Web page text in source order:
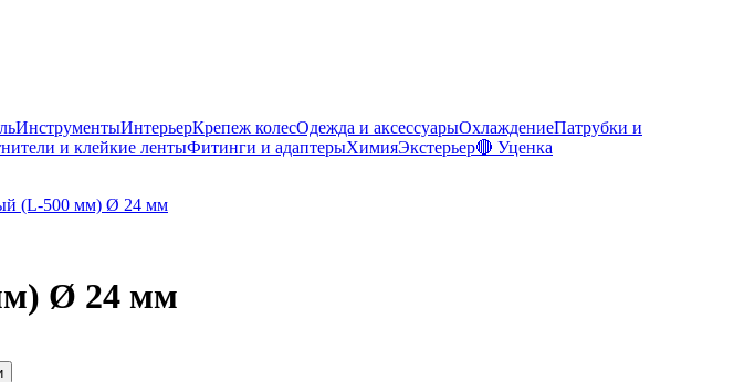
ИнструментыИнтерьерКрепеж колесОдежда и аксессуарыОхлаждениеПатрубки и
и клейкие лентыФитинги и адаптерыХимияЭкстерьер🔴 Уценка
Ø 24 мм